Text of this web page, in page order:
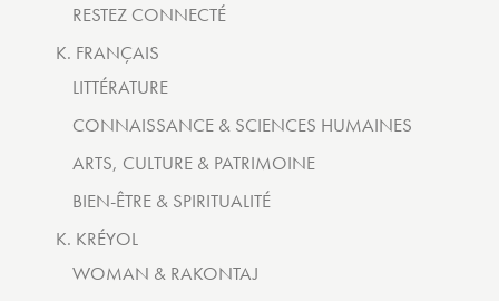
RESTEZ CONNECTÉ
K. FRANÇAIS
LITTÉRATURE
CONNAISSANCE & SCIENCES HUMAINES
ARTS, CULTURE & PATRIMOINE
BIEN-ÊTRE & SPIRITUALITÉ
K. KRÉYOL
WOMAN & RAKONTAJ